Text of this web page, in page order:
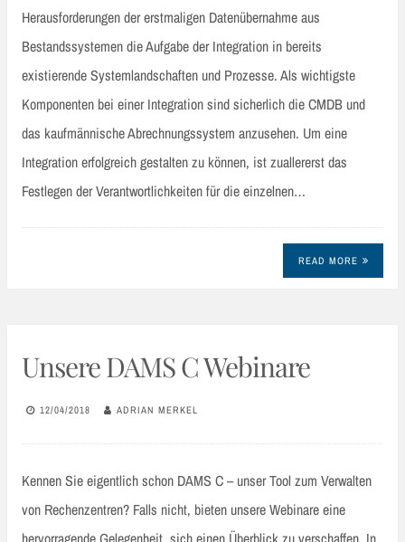
Herausforderungen der erstmaligen Datenübernahme aus
Bestandssystemen die Aufgabe der Integration in bereits
existierende Systemlandschaften und Prozesse. Als wichtigste
Komponenten bei einer Integration sind sicherlich die CMDB und
das kaufmännische Abrechnungssystem anzusehen. Um eine
Integration erfolgreich gestalten zu können, ist zuallererst das
Festlegen der Verantwortlichkeiten für die einzelnen…
READ MORE
Unsere DAMS C Webinare
12/04/2018 ADRIAN MERKEL
Kennen Sie eigentlich schon DAMS C – unser Tool zum Verwalten
von Rechenzentren? Falls nicht, bieten unsere Webinare eine